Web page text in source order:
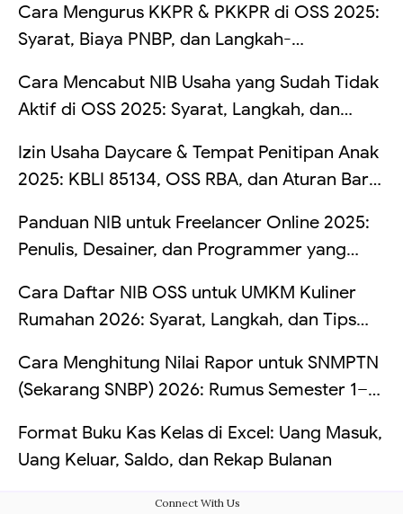
Cara Mengurus KKPR & PKKPR di OSS 2025:
Syarat, Biaya PNBP, dan Langkah-
Cara Mencabut NIB Usaha yang Sudah Tidak
Aktif di OSS 2025: Syarat, Langkah, dan
Izin Usaha Daycare & Tempat Penitipan Anak
2025: KBLI 85134, OSS RBA, dan Aturan Baru
Panduan NIB untuk Freelancer Online 2025:
Penulis, Desainer, dan Programmer yang
Cara Daftar NIB OSS untuk UMKM Kuliner
Rumahan 2026: Syarat, Langkah, dan Tips
Cara Menghitung Nilai Rapor untuk SNMPTN
(Sekarang SNBP) 2026: Rumus Semester 1–5,
Format Buku Kas Kelas di Excel: Uang Masuk,
Uang Keluar, Saldo, dan Rekap Bulanan
Connect With Us